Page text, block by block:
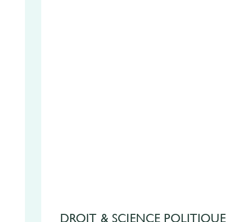
DROIT & SCIENCE POLITIQUE